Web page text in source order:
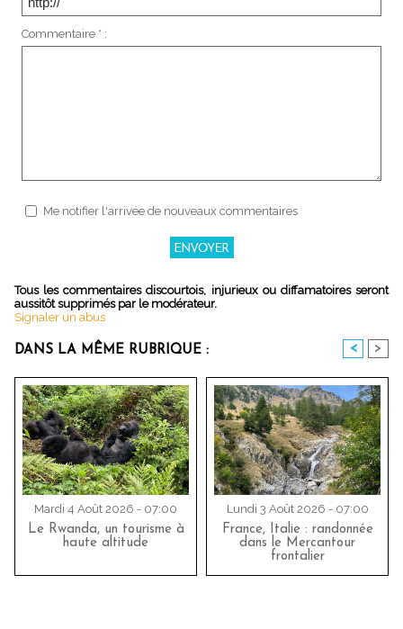
Commentaire * :
Me notifier l'arrivée de nouveaux commentaires
Tous les commentaires discourtois, injurieux ou diffamatoires seront
aussitôt supprimés par le modérateur.
Signaler un abus
DANS LA MÊME RUBRIQUE : < >
Mardi 4 Août 2026 - 07:00
Le Rwanda, un tourisme à
haute altitude
Lundi 3 Août 2026 - 07:00
France, Italie : randonnée
dans le Mercantour
frontalier